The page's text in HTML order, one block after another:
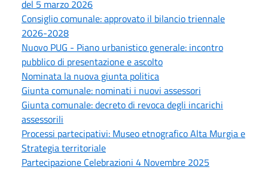
del 5 marzo 2026
Consiglio comunale: approvato il bilancio triennale
2026-2028
Nuovo PUG - Piano urbanistico generale: incontro
pubblico di presentazione e ascolto
Nominata la nuova giunta politica
Giunta comunale: nominati i nuovi assessori
Giunta comunale: decreto di revoca degli incarichi
assessorili
Processi partecipativi: Museo etnografico Alta Murgia e
Strategia territoriale
Partecipazione Celebrazioni 4 Novembre 2025